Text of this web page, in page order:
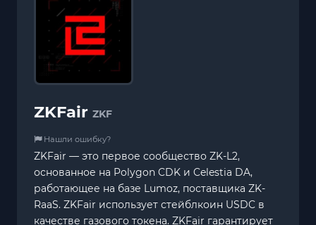
ZKFair ZKF
Нашли ошибку?
ZKFair — это первое сообщество ZK-L2,
основанное на Polygon CDK и Celestia DA,
работающее на базе Lumoz, поставщика ZK-
RaaS. ZKFair использует стейблкоин USDC в
качестве газового токена. ZKFair гарантирует